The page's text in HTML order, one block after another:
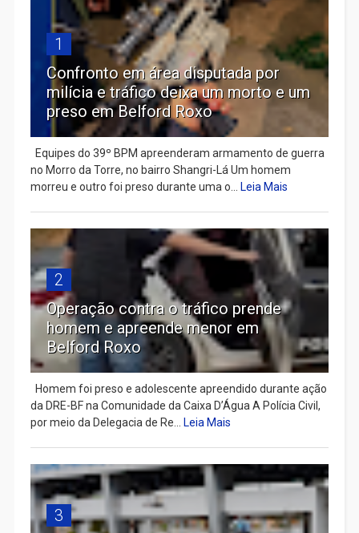
1
Confronto em área disputada por
milícia e tráfico deixa um morto e um
preso em Belford Roxo
Equipes do 39º BPM apreenderam armamento de guerra
no Morro da Torre, no bairro Shangri-Lá Um homem
morreu e outro foi preso durante uma o... Leia Mais
2
Operação contra o tráfico prende
homem e apreende menor em
Belford Roxo
Homem foi preso e adolescente apreendido durante ação
da DRE-BF na Comunidade da Caixa D’Água A Polícia Civil,
por meio da Delegacia de Re... Leia Mais
3